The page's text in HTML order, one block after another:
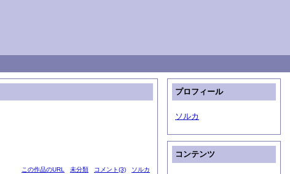
この作品のURL 未分類 コメント(3) ソルカ
プロフィール
ソルカ
コンテンツ